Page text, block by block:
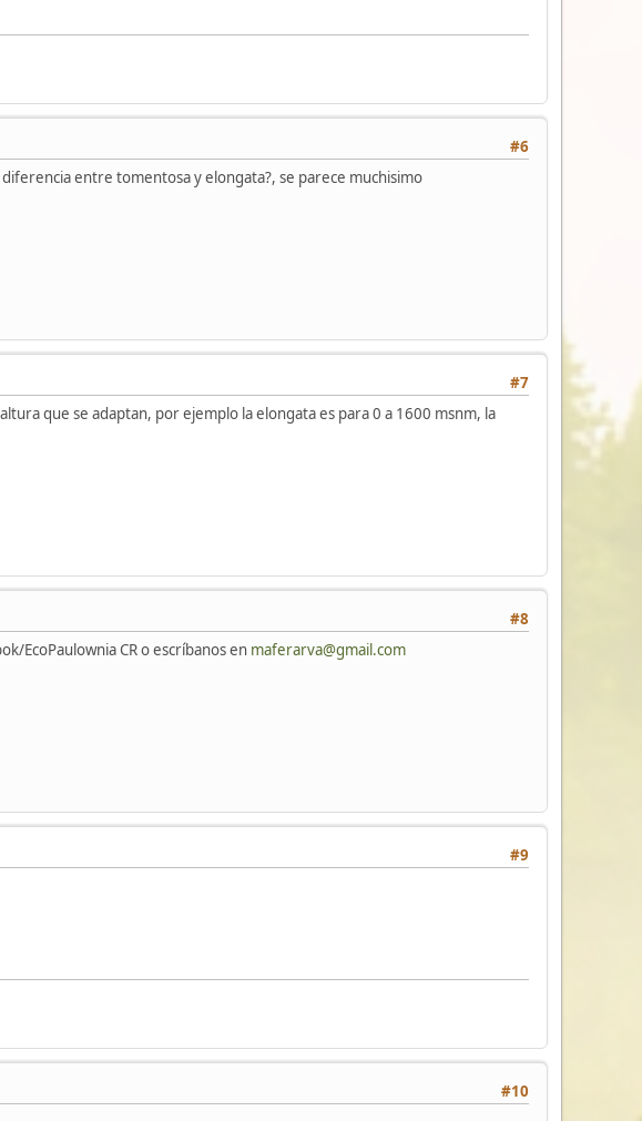
#6
entre tomentosa y elongata?, se parece muchisimo
#7
que se adaptan, por ejemplo la elongata es para 0 a 1600 msnm, la
#8
EcoPaulownia CR o escríbanos en maferarva@gmail.com
#9
#10